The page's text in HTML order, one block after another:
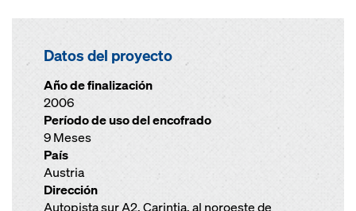
Datos del proyecto
Año de finalización
2006
Período de uso del encofrado
9 Meses
País
Austria
Dirección
Autopista sur A2, Carintia, al noroeste de